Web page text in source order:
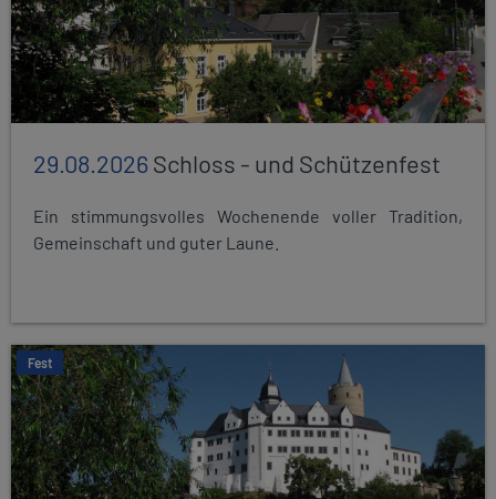
29.08.2026Schloss - und Schützenfest
Ein stimmungsvolles Wochenende voller Tradition,
Gemeinschaft und guter Laune.
Fest